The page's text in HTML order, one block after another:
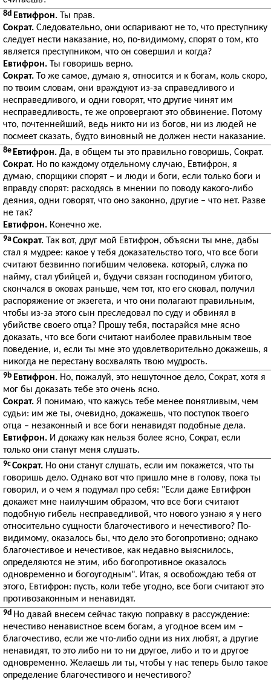
8d Евтифрон. Ты прав.
Сократ. Следовательно, они оспаривают не то, что преступнику
следует нести наказание, но, по-видимому, спорят о том, кто
является преступником, что он совершил и когда?
Евтифрон. Ты говоришь верно.
Сократ. То же самое, думаю я, относится и к богам, коль скоро,
по твоим словам, они враждуют из-за справедливого и
несправедливого, и одни говорят, что другие чинят им
несправедливость, те же опровергают это обвинение. Потому
что, почтеннейший, ведь никто ни из богов, ни из людей не
посмеет сказать, будто виновный не должен нести наказание.
8e Евтифрон. Да, в общем ты это правильно говоришь, Сократ.
Сократ. Но по каждому отдельному случаю, Евтифрон, я
думаю, спорщики спорят – и люди и боги, если только боги и
вправду спорят: расходясь в мнении по поводу какого-либо
деяния, одни говорят, что оно законно, другие – что нет. Разве
не так?
Евтифрон. Конечно же.
9aСократ. Так вот, друг мой Евтифрон, объясни ты мне, дабы
стал я мудрее: какое у тебя доказательство того, что все боги
считают безвинно погибшим человека. который, служа по
найму, стал убийцей и, будучи связан господином убитого,
скончался в оковах раньше, чем тот, кто его сковал, получил
распоряжение от экзегета, и что они полагают правильным,
чтобы из-за этого сын преследовал по суду и обвинял в
убийстве своего отца? Прошу тебя, постарайся мне ясно
доказать, что все боги считают наиболее правильным твое
поведение, и, если ты мне это удовлетворительно докажешь, я
никогда не перестану восхвалять твою мудрость.
9b Евтифрон. Но, пожалуй, это нешуточное дело, Сократ, хотя я
мог бы доказать тебе это очень ясно.
Сократ. Я понимаю, что кажусь тебе менее понятливым, чем
судьи: им же ты, очевидно, докажешь, что поступок твоего
отца – незаконный и все боги ненавидят подобные дела.
Евтифрон. И докажу как нельзя более ясно, Сократ, если
только они станут меня слушать.
9cСократ. Но они станут слушать, если им покажется, что ты
говоришь дело. Однако вот что пришло мне в голову, пока ты
говорил, и о чем я подумал про себя: "Если даже Евтифрон
докажет мне наилучшим образом, что все боги считают
подобную гибель несправедливой, что нового узнаю я у него
относительно сущности благочестивого и нечестивого? По-
видимому, оказалось бы, что дело это богопротивно; однако
благочестивое и нечестивое, как недавно выяснилось,
определяются не этим, ибо богопротивное оказалось
одновременно и богоугодным". Итак, я освобождаю тебя от
этого, Евтифрон: пусть, коли тебе угодно, все боги считают это
противозаконным и ненавидят.
9d Но давай внесем сейчас такую поправку в рассуждение:
нечестиво ненавистное всем богам, а угодное всем им –
благочестиво, если же что-либо одни из них любят, а другие
ненавидят, то это либо ни то ни другое, либо и то и другое
одновременно. Желаешь ли ты, чтобы у нас теперь было такое
определение благочестивого и нечестивого?